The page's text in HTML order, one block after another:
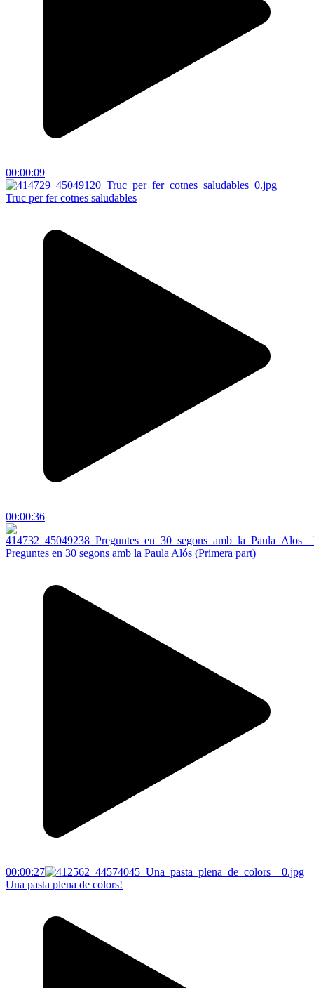
00:00:09
Truc per fer cotnes saludables
00:00:36
Preguntes en 30 segons amb la Paula Alós (Primera part)
00:00:27
Una pasta plena de colors!